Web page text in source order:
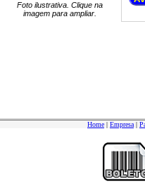
Foto ilustrativa. Clique na
imagem para ampliar.
Home | Empresa |